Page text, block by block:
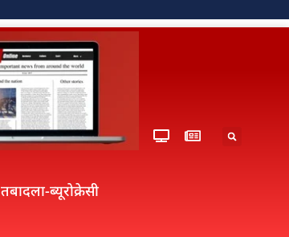
तबादला-ब्यूरोक्रेसी